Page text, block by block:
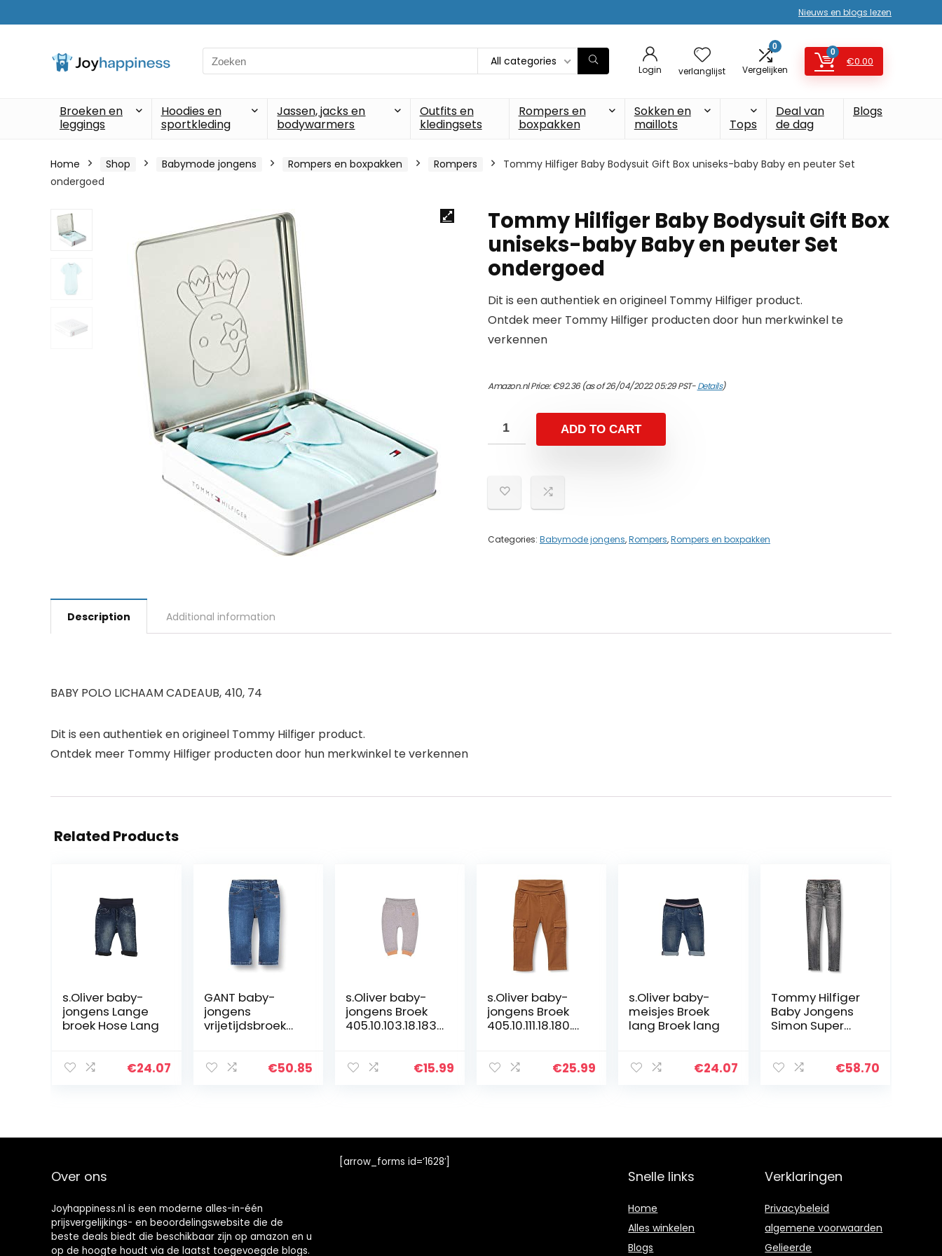
Nieuws en blogs lezen
Search
for:
All categories
Login verlanglijst
0
Vergelijken
0
€0.00
Broeken en
leggings
Hoodies en
sportkleding
Jassen, jacks en
bodywarmers
Outfits en
kledingsets
Rompers en
boxpakken
Sokken en
maillots
Tops
Deal van
de dag
Blogs
Home Shop Babymode jongens Rompers en boxpakken Rompers
Tommy Hilfiger Baby Bodysuit Gift Box uniseks-baby Baby en peuter Set
ondergoed
Tommy Hilfiger Baby Bodysuit Gift Box
uniseks-baby Baby en peuter Set
ondergoed
Dit is een authentiek en origineel Tommy Hilfiger product.
Ontdek meer Tommy Hilfiger producten door hun merkwinkel te
verkennen
Amazon.nl Price:€92.36(as of 26/04/2022 05:29 PST-Details)
ADD TO CART
Categories: Babymode jongens,Rompers,Rompers en boxpakken
Description Additional information
BABY POLO LICHAAM CADEAUB, 410, 74
Dit is een authentiek en origineel Tommy Hilfiger product.
Ontdek meer Tommy Hilfiger producten door hun merkwinkel te verkennen
Related Products
s.Oliver baby-
jongens Lange
broek Hose Lang
€24.07
GANT baby-
jongens
vrijetijdsbroek
DENIM
€50.85
s.Oliver baby-
jongens Broek
405.10.103.18.183.
€15.99
s.Oliver baby-
jongens Broek
405.10.111.18.180.21
€25.99
s.Oliver baby-
meisjes Broek
lang Broek lang
€24.07
Tommy Hilfiger
Baby Jongens
Simon Super
€58.70
Over ons
Joyhappiness.nl is een moderne alles-in-één
prijsvergelijkings- en beoordelingswebsite die de
beste deals biedt die beschikbaar zijn op amazon en u
op de hoogte houdt via de laatst toegevoegde blogs.
[arrow_forms id=’1628′]
Snelle links
Home
Alles winkelen
Blogs
Verklaringen
Privacybeleid
algemene voorwaarden
Gelieerde